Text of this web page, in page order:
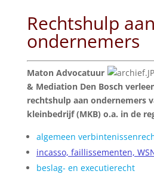
Rechtshulp aan
ondernemers
Maton Advocatuur
& Mediation Den Bosch
rechtshulp aan ondernemers
kleinbedrijf (MKB) o.a. in de
algemeen
incasso, faillissementen,
beslag- en executierecht